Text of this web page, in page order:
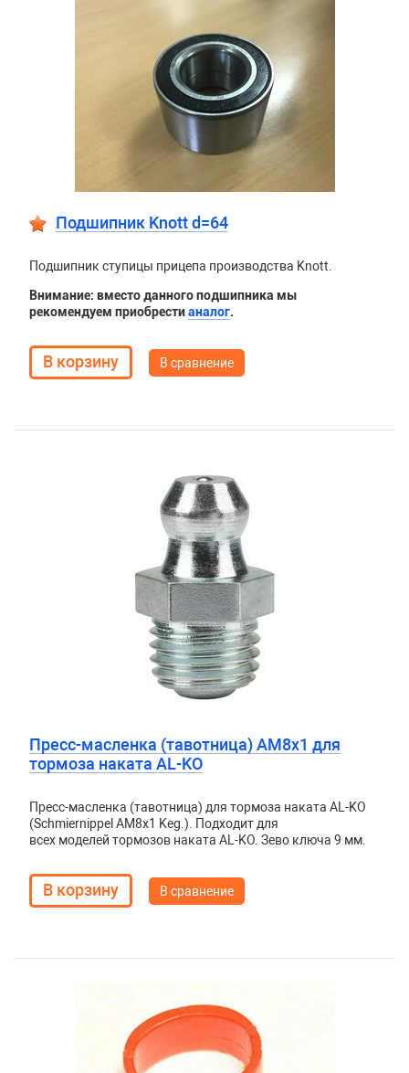
Подшипник Knott d=64
Подшипник ступицы прицепа производства Knott.
Внимание: вместо данного подшипника мы
рекомендуем приобрестианалог.
В сравнение
Пресс-масленка (тавотница) AM8x1 для
тормоза наката AL-KO
Пресс-масленка (тавотница) для тормоза наката AL-KO
(Schmiernippel AM8x1 Keg.). Подходит для
всех моделей тормозов наката AL-KO. Зево ключа 9 мм.
В сравнение